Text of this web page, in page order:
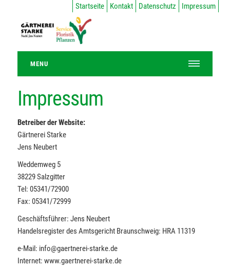
Startseite Kontakt Datenschutz Impressum
MENU
Impressum
Betreiber der Website:
Gärtnerei Starke
Jens Neubert
Weddemweg 5
38229 Salzgitter
Tel: 05341/72900
Fax: 05341/72999
Geschäftsführer: Jens Neubert
Handelsregister des Amtsgericht Braunschweig: HRA 11319
e-Mail: info@gaertnerei-starke.de
Internet: www.gaertnerei-starke.de